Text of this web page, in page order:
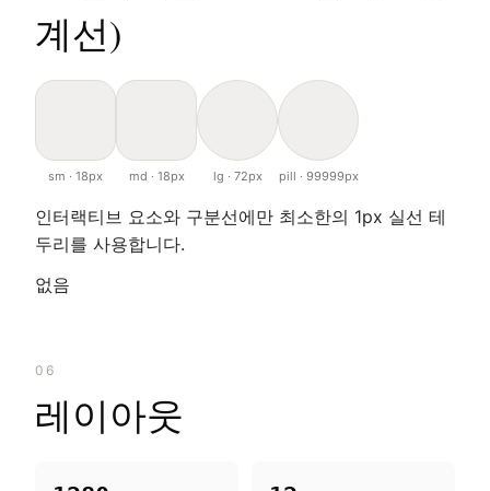
계선)
sm · 18px md · 18px lg · 72px pill · 99999px
인터랙티브 요소와 구분선에만 최소한의 1px 실선 테
두리를 사용합니다.
없음
06
레이아웃